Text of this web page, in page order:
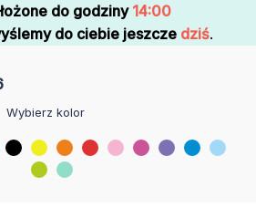
do godziny14:00
do ciebie jeszcze dziś.
Wybierz kolor